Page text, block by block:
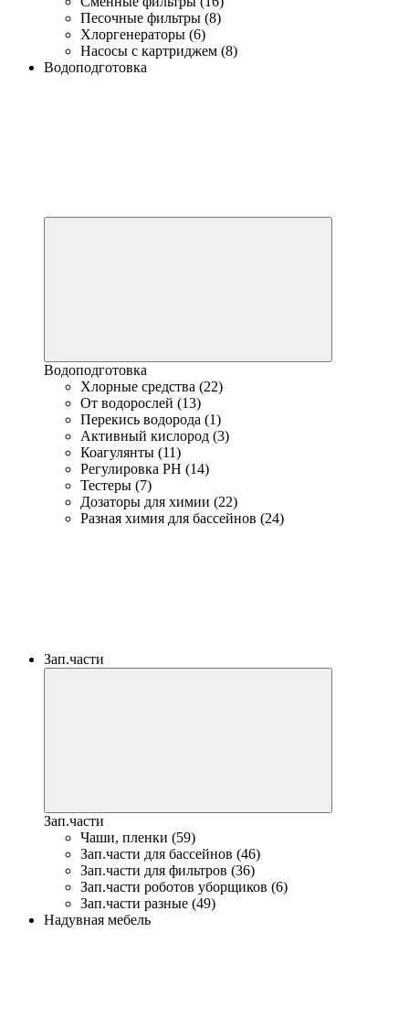
Песочные фильтры (8)
Хлоргенераторы (6)
Насосы с картриджем (8)
Водоподготовка
Водоподготовка
Хлорные средства (22)
От водорослей (13)
Перекись водорода (1)
Активный кислород (3)
Коагулянты (11)
Регулировка PH (14)
Тестеры (7)
Дозаторы для химии (22)
Разная химия для бассейнов (24)
Зап.части
Зап.части
Чаши, пленки (59)
Зап.части для бассейнов (46)
Зап.части для фильтров (36)
Зап.части роботов уборщиков (6)
Зап.части разные (49)
Надувная мебель